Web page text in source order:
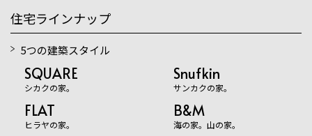
住宅ラインナップ
5つの建築スタイル
SQUARE
シカクの家。
Snufkin
サンカクの家。
FLAT
ヒラヤの家。
B&M
海の家。山の家。